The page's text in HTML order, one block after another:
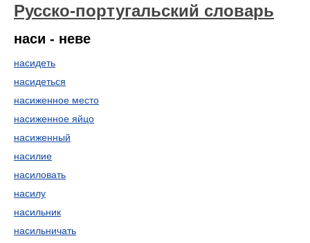
Русско-португальский словарь
наси - неве
насидеть
насидеться
насиженное место
насиженное яйцо
насиженный
насилие
насиловать
насилу
насильник
насильничать